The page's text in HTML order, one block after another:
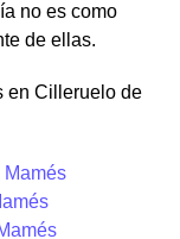
no es como
de ellas.
en Cilleruelo de